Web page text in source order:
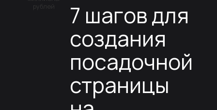
7 шагов для
создания
посадочной
страницы